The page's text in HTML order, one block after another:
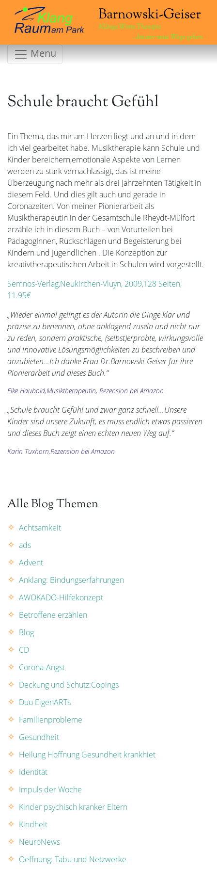
Klänge.Worte.Therapie
...kreativ neue Wege gehen
Menu
Schule braucht Gefühl
Ein Thema, das mir am Herzen liegt und an und in dem
ich viel gearbeitet habe. Musiktherapie kann Schule und
Kinder bereichern,emotionale Aspekte von Lernen
werden zu stark vernachlässigt, das ist meine
Überzeugung nach mehr als drei Jahrzehnten Tätigkeit in
diesem Feld. Und dies gilt auch und gerade in
Coronazeiten. Von meiner Pionierarbeit als
Musiktherapeutin in der Gesamtschule Rheydt-Mülfort
erzähle ich in diesem Buch – von Vorurteilen bei
PädagogInnen, Rückschlägen und Begeisterung bei
Kindern und Jugendlichen . Die Konzeption zur
kreativtherapeutischen Arbeit in Schulen wird vorgestellt.
Semnos-Verlag,Neukirchen-Vluyn, 2009,128 Seiten,
11.95€
„Wieder einmal gelingt es der Autorin die Dinge klar und
präzise zu benennen, ohne anklagend zusein und nicht nur
zu reden, sondern praktische, (selbst)erprobte, wirkungsvolle
und innovative Lösungsmöglichkeiten zu beschreiben und
anzubieten…Ich danke Frau Dr.Barnowski-Geiser für ihre
Pionierarbeit und dieses Buch.“
Elke Haubold,Musiktherapeutin, Rezension bei Amazon
„Schule braucht Gefühl und zwar ganz schnell…Unsere
Kinder sind unsere Zukunft, es muss endlich etwas passieren
und dieses Buch zeigt einen echten neuen Weg auf.“
Karin Tuxhorn,Rezension bei Amazon
Alle Blog Themen
Achtsamkeit
ads
Advent
Anklang: Bindungserfahrungen
AWOKADO-Hilfekonzept
Betroffene erzählen
Blog
CD
Corona-Angst
Deckung und Schutz:Copings
Duo EigenARTs
Familienprobleme
Gesundheit
Heilung Hoffnung Gesundheit krankhiet
Identität
Impuls der Woche
Kinder psychisch kranker Eltern
Kindheit
NeuroNews
Oeffnung: Tabu und Netzwerke